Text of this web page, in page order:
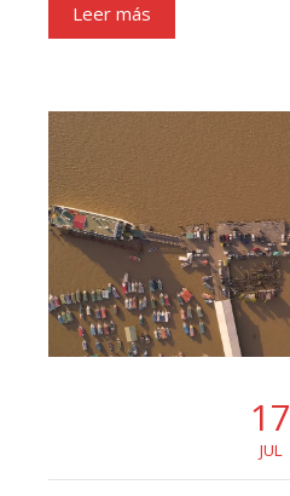
Leer más
17
JUL